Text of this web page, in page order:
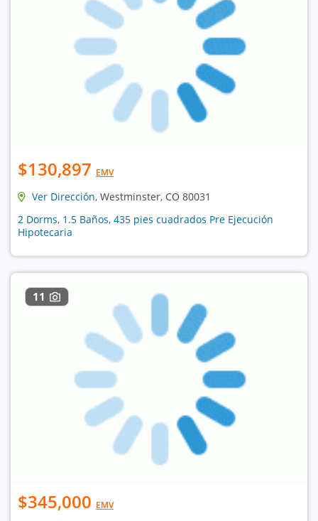
$130,897 EMV
Ver Dirección, Westminster, CO 80031
2 Dorms, 1.5 Baños, 435 pies cuadrados Pre Ejecución
Hipotecaria
11
$345,000 EMV